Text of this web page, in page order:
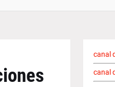
canal
canal